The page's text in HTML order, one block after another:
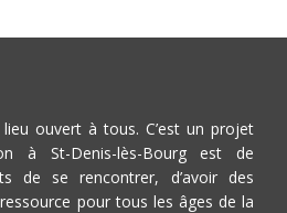
ouvert à tous. C’est un projet
à St-Denis-lès-Bourg est de
de se rencontrer, d’avoir des
pour tous les âges de la